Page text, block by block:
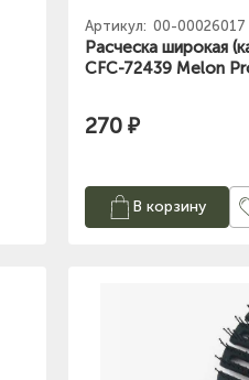
Артикул: 00-00026017
Расческа широкая
CFC-72439 Melon
270 ₽
В корзину